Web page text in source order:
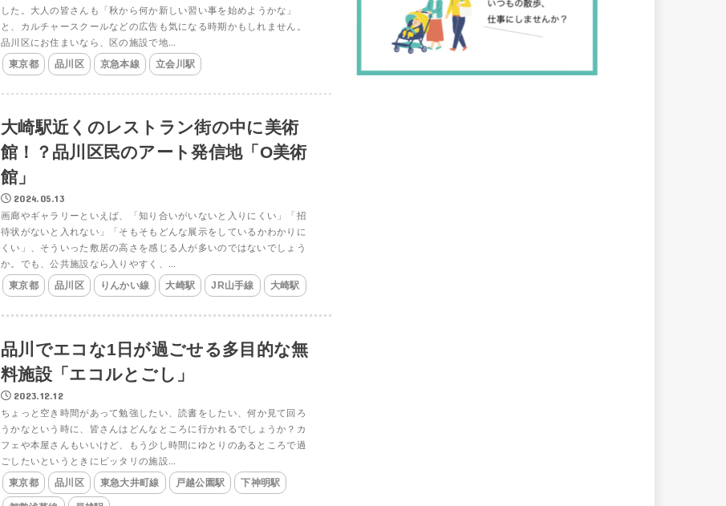
した。大人の皆さんも「秋から何か新しい習い事を始めようかな」
と、カルチャースクールなどの広告も気になる時期かもしれません。
品川区にお住まいなら、区の施設で地...
東京都 品川区 京急本線 立会川駅
大崎駅近くのレストラン街の中に美術
館！？品川区民のアート発信地「O美術
館」
2024.05.13
画廊やギャラリーといえば、「知り合いがいないと入りにくい」「招
待状がないと入れない」「そもそもどんな展示をしているかわかりに
くい」、そういった敷居の高さを感じる人が多いのではないでしょう
か。でも、公共施設なら入りやすく、...
東京都 品川区 りんかい線 大崎駅 JR山手線 大崎駅
品川でエコな1日が過ごせる多目的な無
料施設「エコルとごし」
2023.12.12
ちょっと空き時間があって勉強したい、読書をしたい、何か見て回ろ
うかなという時に、皆さんはどんなところに行かれるでしょうか？カ
フェや本屋さんもいいけど、もう少し時間にゆとりのあるところで過
ごしたいというときにピッタリの施設...
東京都 品川区 東急大井町線 戸越公園駅 下神明駅